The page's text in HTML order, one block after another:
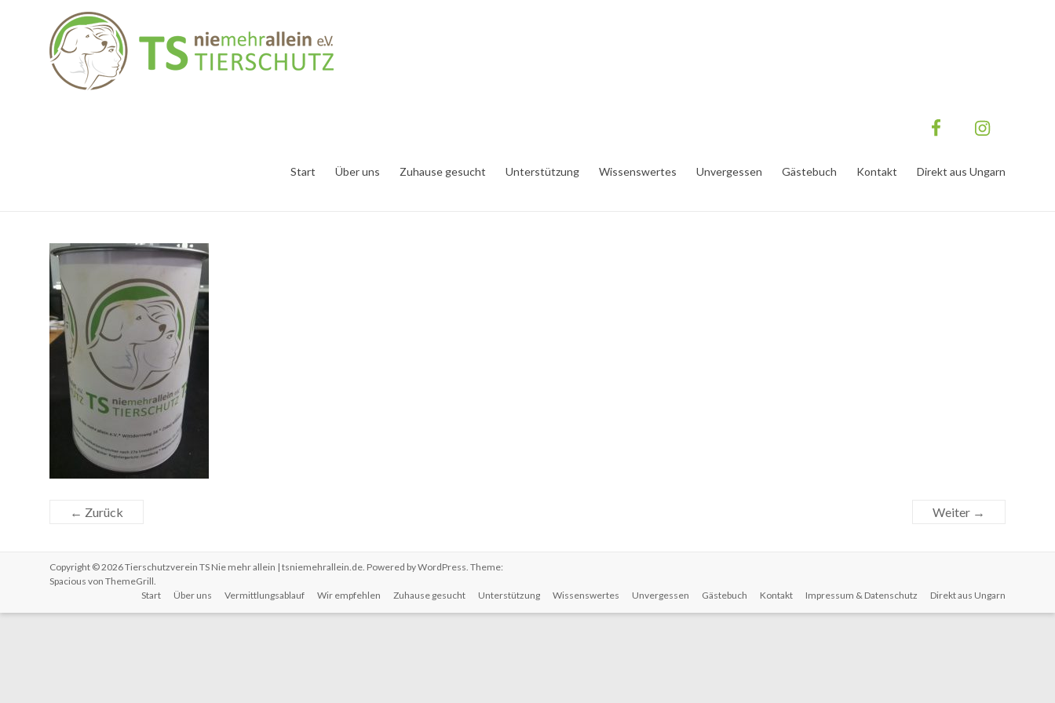
Start Über uns Zuhause gesucht Unterstützung Wissenswertes Unvergessen Gästebuch Kontakt Direkt aus Ungarn
← Zurück Weiter →
Copyright © 2026Tierschutzverein TS Nie mehr allein | tsniemehrallein.de. Powered byWordPress. Theme:
Spacious von ThemeGrill.
Start
Über uns Vermittlungsablauf Wir empfehlen Zuhause gesucht Unterstützung Wissenswertes Unvergessen Gästebuch Kontakt Impressum & Datenschutz Direkt aus Ungarn